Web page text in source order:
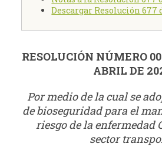
Descargar Resolución 677
RESOLUCIÓN NÚMERO
ABRIL DE
Por medio de la cual se
de bioseguridad para el
riesgo de la enfermedad
sector